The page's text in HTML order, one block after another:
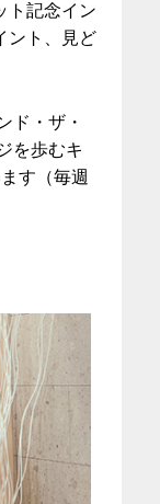
ト記念イン
ント、見ど
ド・ザ・
を歩むキ
す（毎週